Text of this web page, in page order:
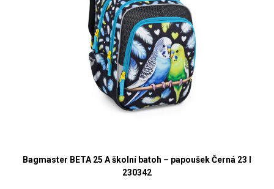
Bagmaster BETA 25 A školní batoh – papoušek Černá 23 l
230342